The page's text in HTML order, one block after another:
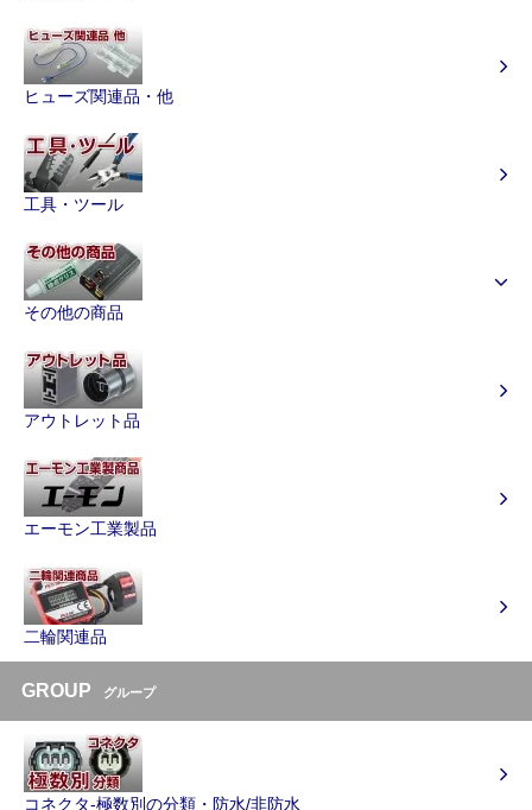
ヒューズ関連品・他
工具・ツール
その他の商品
アウトレット品
エーモン工業製品
二輪関連品
GROUP グループ
コネクタ-極数別の分類・防水/非防水